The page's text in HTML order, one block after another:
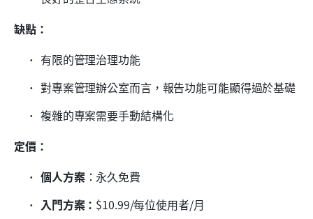
缺點：
有限的管理治理功能
對專案管理辦公室而言，報告功能可能顯得過於基礎
複雜的專案需要手動結構化
定價：
個人方案：永久免費
入門方案： $10.99/每位使用者/月